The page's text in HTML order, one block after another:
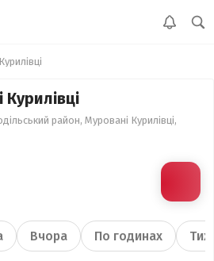
район, Муровані Курилівці,
Вчора По годинах